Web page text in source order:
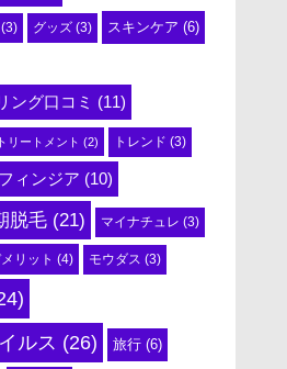
(3) グッズ (3) スキンケア (6)
ング口コミ (11)
トリートメント (2) トレンド (3)
フィンジア (10)
脱毛 (21) マイナチュレ (3)
リット (4) モウダス (3)
ルス (26) 旅行 (6)